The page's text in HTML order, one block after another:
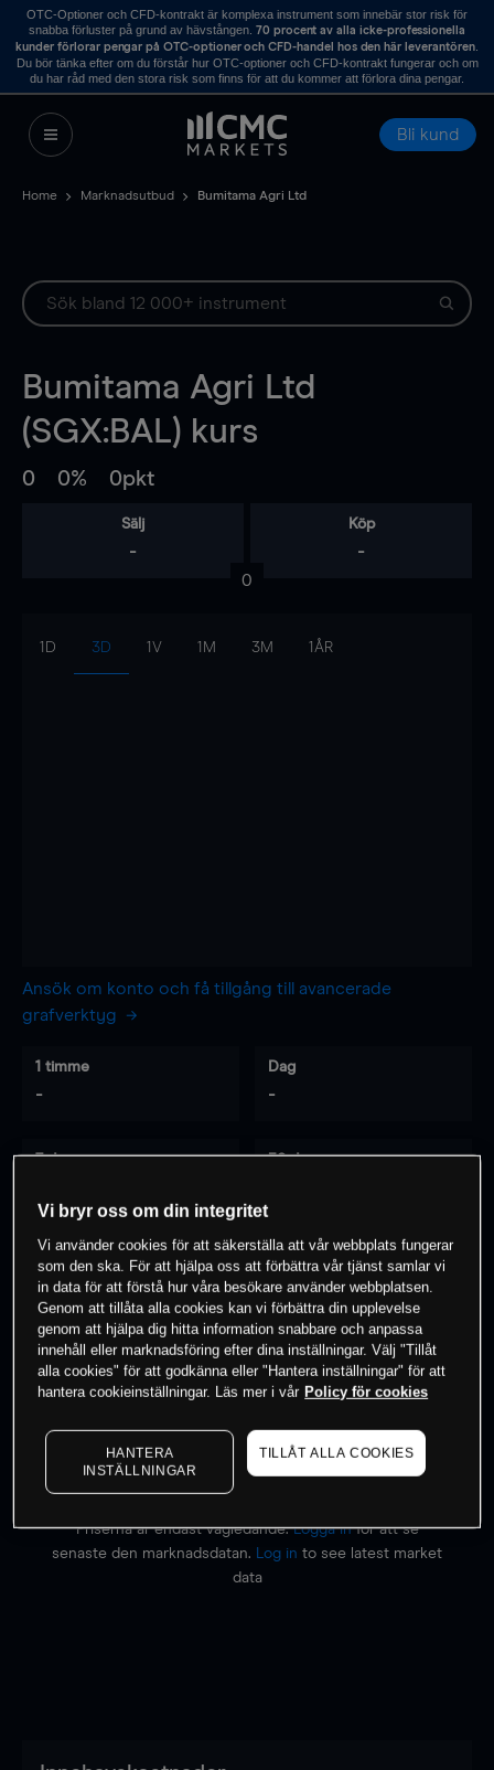
OTC-Optioner och CFD-kontrakt är komplexa instrument som innebär stor risk för
snabba förluster på grund av hävstången. 70 procent av alla icke-professionella
kunder förlorar pengar på OTC-optioner och CFD-handel hos den här leverantören.
Du bör tänka efter om du förstår hur OTC-optioner och CFD-kontrakt fungerar och om
du har råd med den stora risk som finns för att du kommer att förlora dina pengar.
Bli kund
Home Marknadsutbud Bumitama Agri Ltd
Bumitama Agri Ltd
(SGX:BAL) kurs
0 0% 0pkt
Sälj
-
Köp
-
0
1D 3D 1V 1M 3M 1ÅR
Ansök om konto och få tillgång till avancerade
grafverktyg
1 timme
-
Dag
-
7 dagar 30 dagar
0% av kunderna har en position i detta
instrument
Börja handla
Priserna är endast vägledande.Logga inför att se
senaste den marknadsdatan.
Log in to see latest market
data
Vi bryr oss om din integritet
Vi använder cookies för att säkerställa att vår webbplats fungerar
som den ska. För att hjälpa oss att förbättra vår tjänst samlar vi
in data för att förstå hur våra besökare använder webbplatsen.
Genom att tillåta alla cookies kan vi förbättra din upplevelse
genom att hjälpa dig hitta information snabbare och anpassa
innehåll eller marknadsföring efter dina inställningar. Välj "Tillåt
alla cookies" för att godkänna eller "Hantera inställningar" för att
hantera cookieinställningar. Läs mer i vår Policy för cookies
HANTERA
INSTÄLLNINGAR
TILLÅT ALLA COOKIES